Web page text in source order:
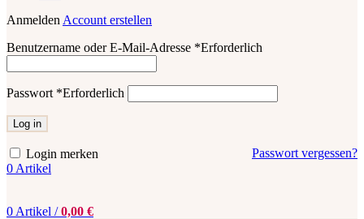
Anmelden Account erstellen
Benutzername oder E-Mail-Adresse *Erforderlich
Passwort *Erforderlich
Log in
Passwort vergessen?
Login merken
0 Artikel
0 Artikel / 0,00 €